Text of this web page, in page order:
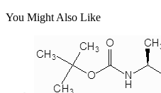
You Might Also Like